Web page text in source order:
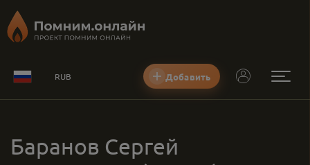
RUB Добавить
Баранов Сергей